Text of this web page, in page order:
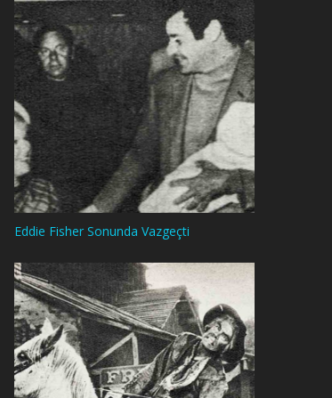
Eddie Fisher Sonunda Vazgeçti